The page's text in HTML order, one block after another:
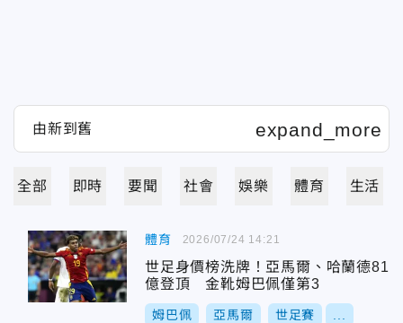
全部 即時 要聞 社會 娛樂 體育 生活
體育
世足身價榜洗牌！亞馬爾、哈蘭德81
億登頂 金靴姆巴佩僅第3
姆巴佩 亞馬爾 世足賽
2026/07/24 14:21